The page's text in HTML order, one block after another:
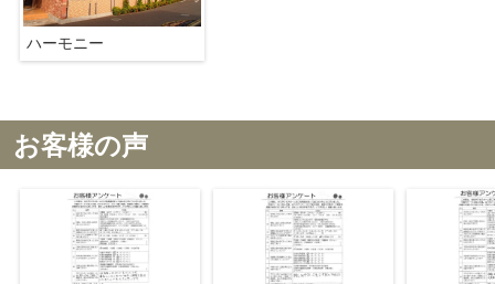
ハーモニー
お客様の声